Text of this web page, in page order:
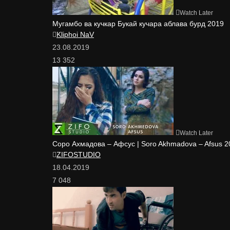
Watch Later
Мугамбо ва кучкар Букай кучара аблава бурд 2019
Kliphoi NaV
23.08.2019
13 352
Watch Later
Соро Ахмадова – Афсус | Soro Akhmadova – Afsus
ZIFOSTUDIO
18.04.2019
7 048